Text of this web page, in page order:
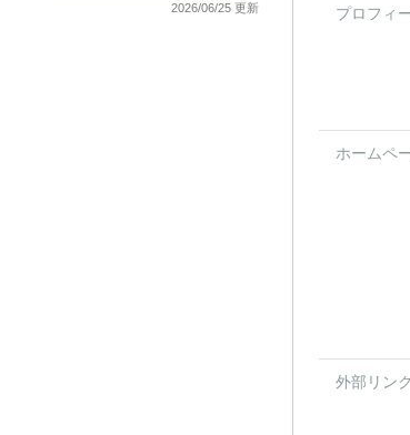
2026/06/25 更新 プロフィ
ホームペ
外部リンク